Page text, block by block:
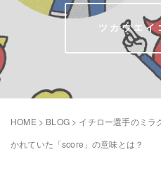
ツカウエ
HOME > BLOG> イチロー選手のミラ
かれていた「score」の意味とは？